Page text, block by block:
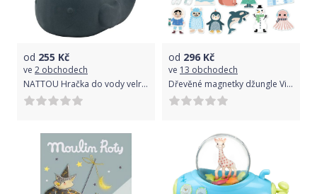
od 255 Kč
ve 2 obchodech
NATTOU Hračka do vody velryba Blue 11 cm
od 296 Kč
ve 13 obchodech
Dřevěné magnetky džungle Vilac Tyrkysová 2020